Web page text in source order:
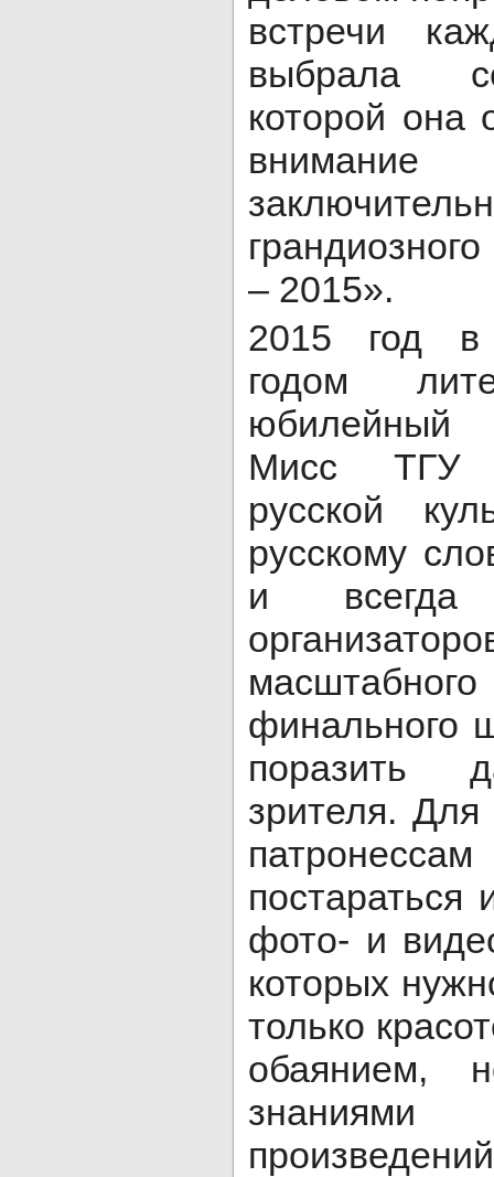
встречи
выбрала
которой она
– 2015».
2015 год в
годом
юбилейный
Мисс ТГУ
русской
русскому
и
финального
поразить
зрителя. Для
постараться
фото- и
которых
только
обаянием,